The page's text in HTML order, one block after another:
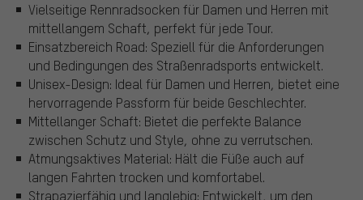
Vielseitige Rennradsocken für Damen und Herren mit
mittellangem Schaft, perfekt für jede Tour.
Einsatzbereich Road: Speziell für die Anforderungen
und Bedingungen des Straßenradsports entwickelt.
Unisex-Design: Ideal für Damen und Herren, bietet eine
hervorragende Passform für beide Geschlechter.
Mittellanger Schaft: Bietet die perfekte Balance
zwischen Schutz und Style, ohne zu verrutschen.
Atmungsaktives Material: Hält die Füße auch auf
langen Fahrten trocken und komfortabel.
Strapazierfähig und langlebig: Entwickelt, um den